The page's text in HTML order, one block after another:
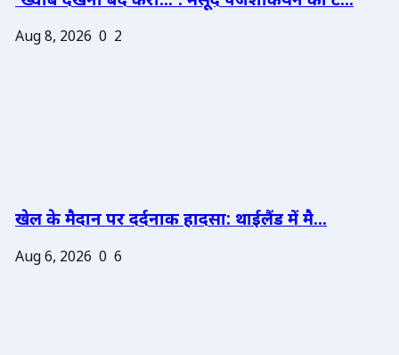
Aug 8, 2026 0 2
खेल के मैदान पर दर्दनाक हादसा: थाईलैंड में मै...
Aug 6, 2026 0 6